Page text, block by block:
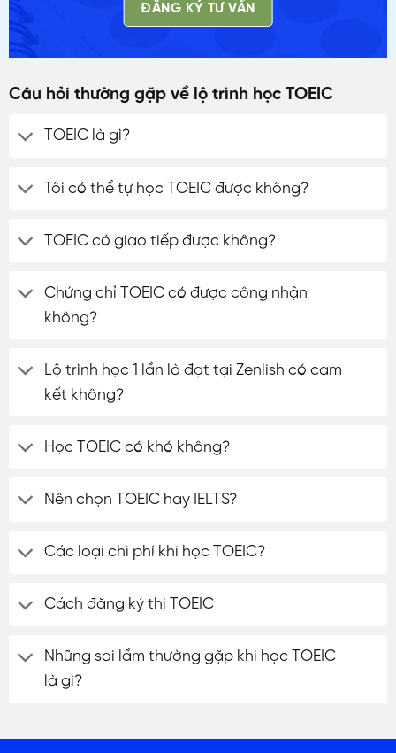
ĐĂNG KÝ TƯ VẤN
Câu hỏi thường gặp về lộ trình học TOEIC
TOEIC là gì?
Tôi có thể tự học TOEIC được không?
TOEIC có giao tiếp được không?
Chứng chỉ TOEIC có được công nhận
không?
Lộ trình học 1 lần là đạt tại Zenlish có cam
kết không?
Học TOEIC có khó không?
Nên chọn TOEIC hay IELTS?
Các loại chi phí khi học TOEIC?
Cách đăng ký thi TOEIC
Những sai lầm thường gặp khi học TOEIC
là gì?